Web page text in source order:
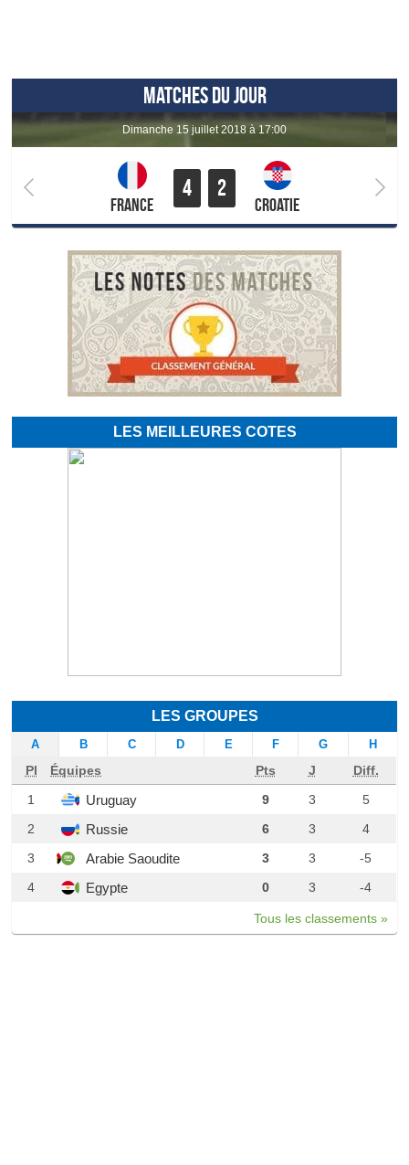
MATCHES DU JOUR
dimanche 15 juillet 2018 à 17:00
France
4 2
Croatie
LES MEILLEURES COTES
LES GROUPES
A B C D E F G H
Pl Équipes Pts J
Diff.
1
Uruguay 9 3
5
2
Russie 6 3
4
3
Arabie Saoudite 3 3
-5
4
Egypte 0 3 -4
Tous les classements »